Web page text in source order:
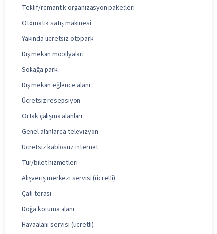
Teklif/romantik organizasyon paketleri
Otomatik satış makinesi
Yakında ücretsiz otopark
Dış mekan mobilyaları
Sokağa park
Dış mekan eğlence alanı
Ücretsiz resepsiyon
Ortak çalışma alanları
Genel alanlarda televizyon
Ücretsiz kablosuz internet
Tur/bilet hizmetleri
Alışveriş merkezi servisi (ücretli)
Çatı terası
Doğa koruma alanı
Havaalanı servisi (ücretli)